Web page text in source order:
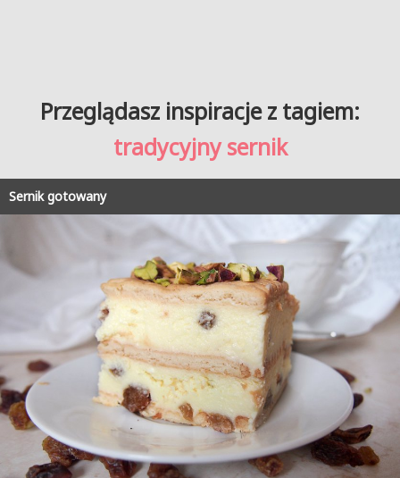
Przeglądasz inspiracje z tagiem:
tradycyjny sernik
Sernik gotowany